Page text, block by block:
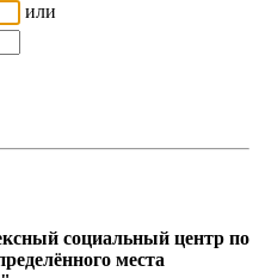
или
социальный центр по
места